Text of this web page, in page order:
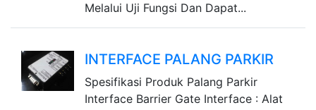
Melalui Uji Fungsi Dan Dapat...
INTERFACE PALANG PARKIR
Spesifikasi Produk Palang Parkir
Interface Barrier Gate Interface : Alat